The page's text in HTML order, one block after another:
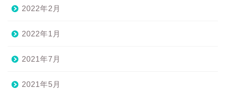
2022年2月
2022年1月
2021年7月
2021年5月